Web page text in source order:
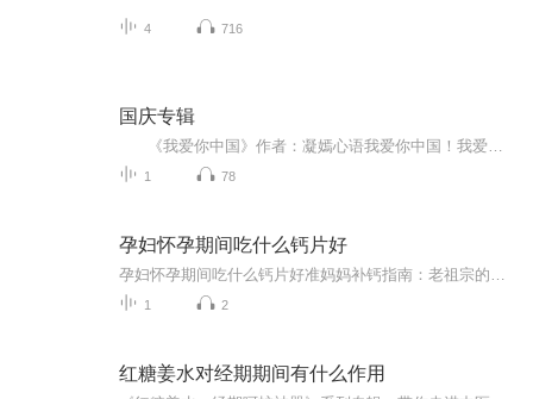
4 716
国庆专辑
1 78
孕妇怀孕期间吃什么钙片好
1 2
红糖姜水对经期期间有什么作用